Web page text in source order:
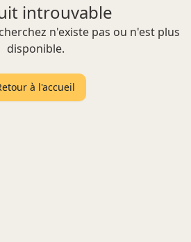
introuvable
n'existe pas ou n'est plus
disponible.
à l'accueil